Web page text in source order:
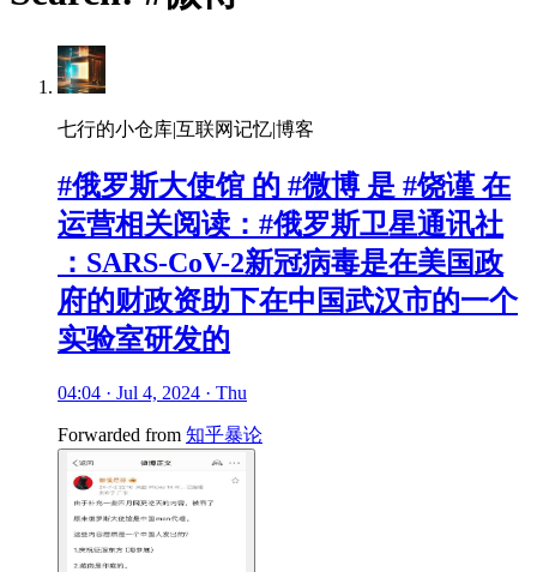
七行的小仓库|互联网记忆|博客
#俄罗斯大使馆 的 #微博 是 #饶谨 在
运营相关阅读：#俄罗斯卫星通讯社
：SARS-CoV-2新冠病毒是在美国政
府的财政资助下在中国武汉市的一个
实验室研发的
04:04 · Jul 4, 2024 · Thu
Forwarded from 知乎暴论